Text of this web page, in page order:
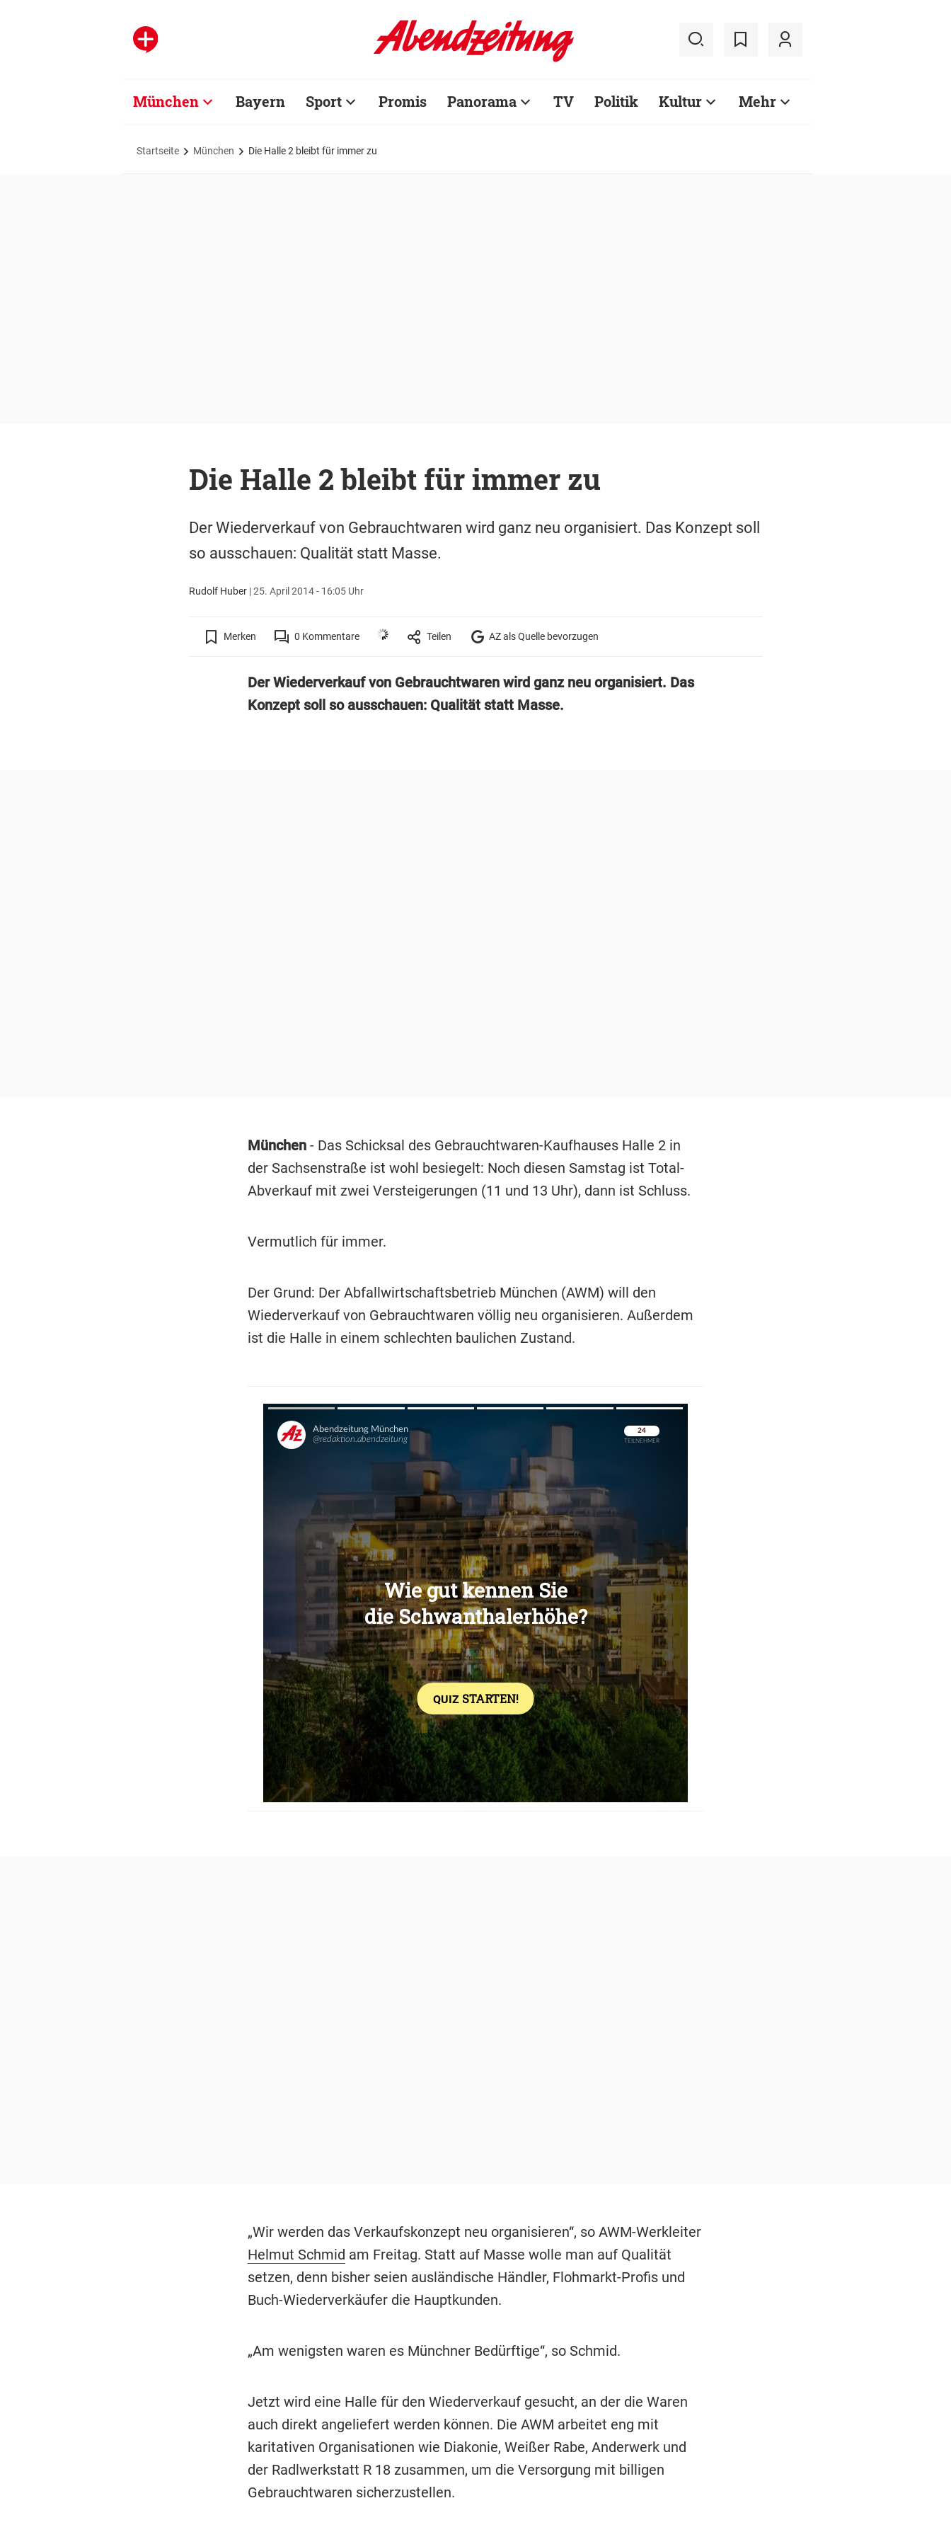
München Bayern Sport Promis Panorama TV Politik Kultur Mehr
Startseite München Die Halle 2 bleibt für immer zu
Die Halle 2 bleibt für immer zu
Der Wiederverkauf von Gebrauchtwaren wird ganz neu organisiert. Das Konzept soll
so ausschauen: Qualität statt Masse.
Rudolf Huber|25. April 2014 - 16:05 Uhr
Merken 0 Kommentare Teilen AZ als Quelle bevorzugen
Der Wiederverkauf von Gebrauchtwaren wird ganz neu organisiert. Das
Konzept soll so ausschauen: Qualität statt Masse.
München- Das Schicksal des Gebrauchtwaren-Kaufhauses Halle 2 in
der Sachsenstraße ist wohl besiegelt: Noch diesen Samstag ist Total-
Abverkauf mit zwei Versteigerungen (11 und 13 Uhr), dann ist Schluss.
Vermutlich für immer.
Der Grund: Der Abfallwirtschaftsbetrieb München (AWM) will den
Wiederverkauf von Gebrauchtwaren völlig neu organisieren. Außerdem
ist die Halle in einem schlechten baulichen Zustand.
Überspringen
Überspringen
„Wir werden das Verkaufskonzept neu organisieren“, so AWM-Werkleiter
Helmut Schmid am Freitag. Statt auf Masse wolle man auf Qualität
setzen, denn bisher seien ausländische Händler, Flohmarkt-Profis und
Buch-Wiederverkäufer die Hauptkunden.
„Am wenigsten waren es Münchner Bedürftige“, so Schmid.
Jetzt wird eine Halle für den Wiederverkauf gesucht, an der die Waren
auch direkt angeliefert werden können. Die AWM arbeitet eng mit
karitativen Organisationen wie Diakonie, Weißer Rabe, Anderwerk und
der Radlwerkstatt R 18 zusammen, um die Versorgung mit billigen
Gebrauchtwaren sicherzustellen.